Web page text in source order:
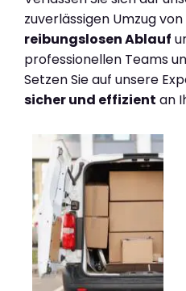
zuverlässigen Umzug
reibungslosen Ablauf
professionellen Teams
Setzen Sie auf unsere
sicher und effizient an